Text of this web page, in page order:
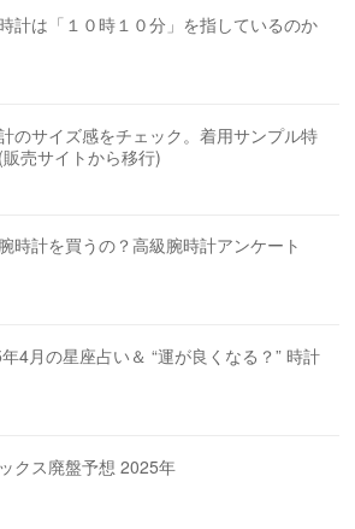
計は「１０時１０分」を指しているのか
のサイズ感をチェック。着用サンプル特
売サイトから移行)
時計を買うの？高級腕時計アンケート
4月の星座占い＆ “運が良くなる？” 時計
クス廃盤予想 2025年